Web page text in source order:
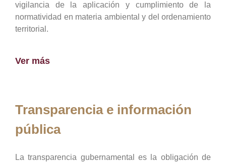
vigilancia de la aplicación y cumplimiento de la
normatividad en materia ambiental y del ordenamiento
territorial.
Ver más
Transparencia e información
pública
La transparencia gubernamental es la obligación de